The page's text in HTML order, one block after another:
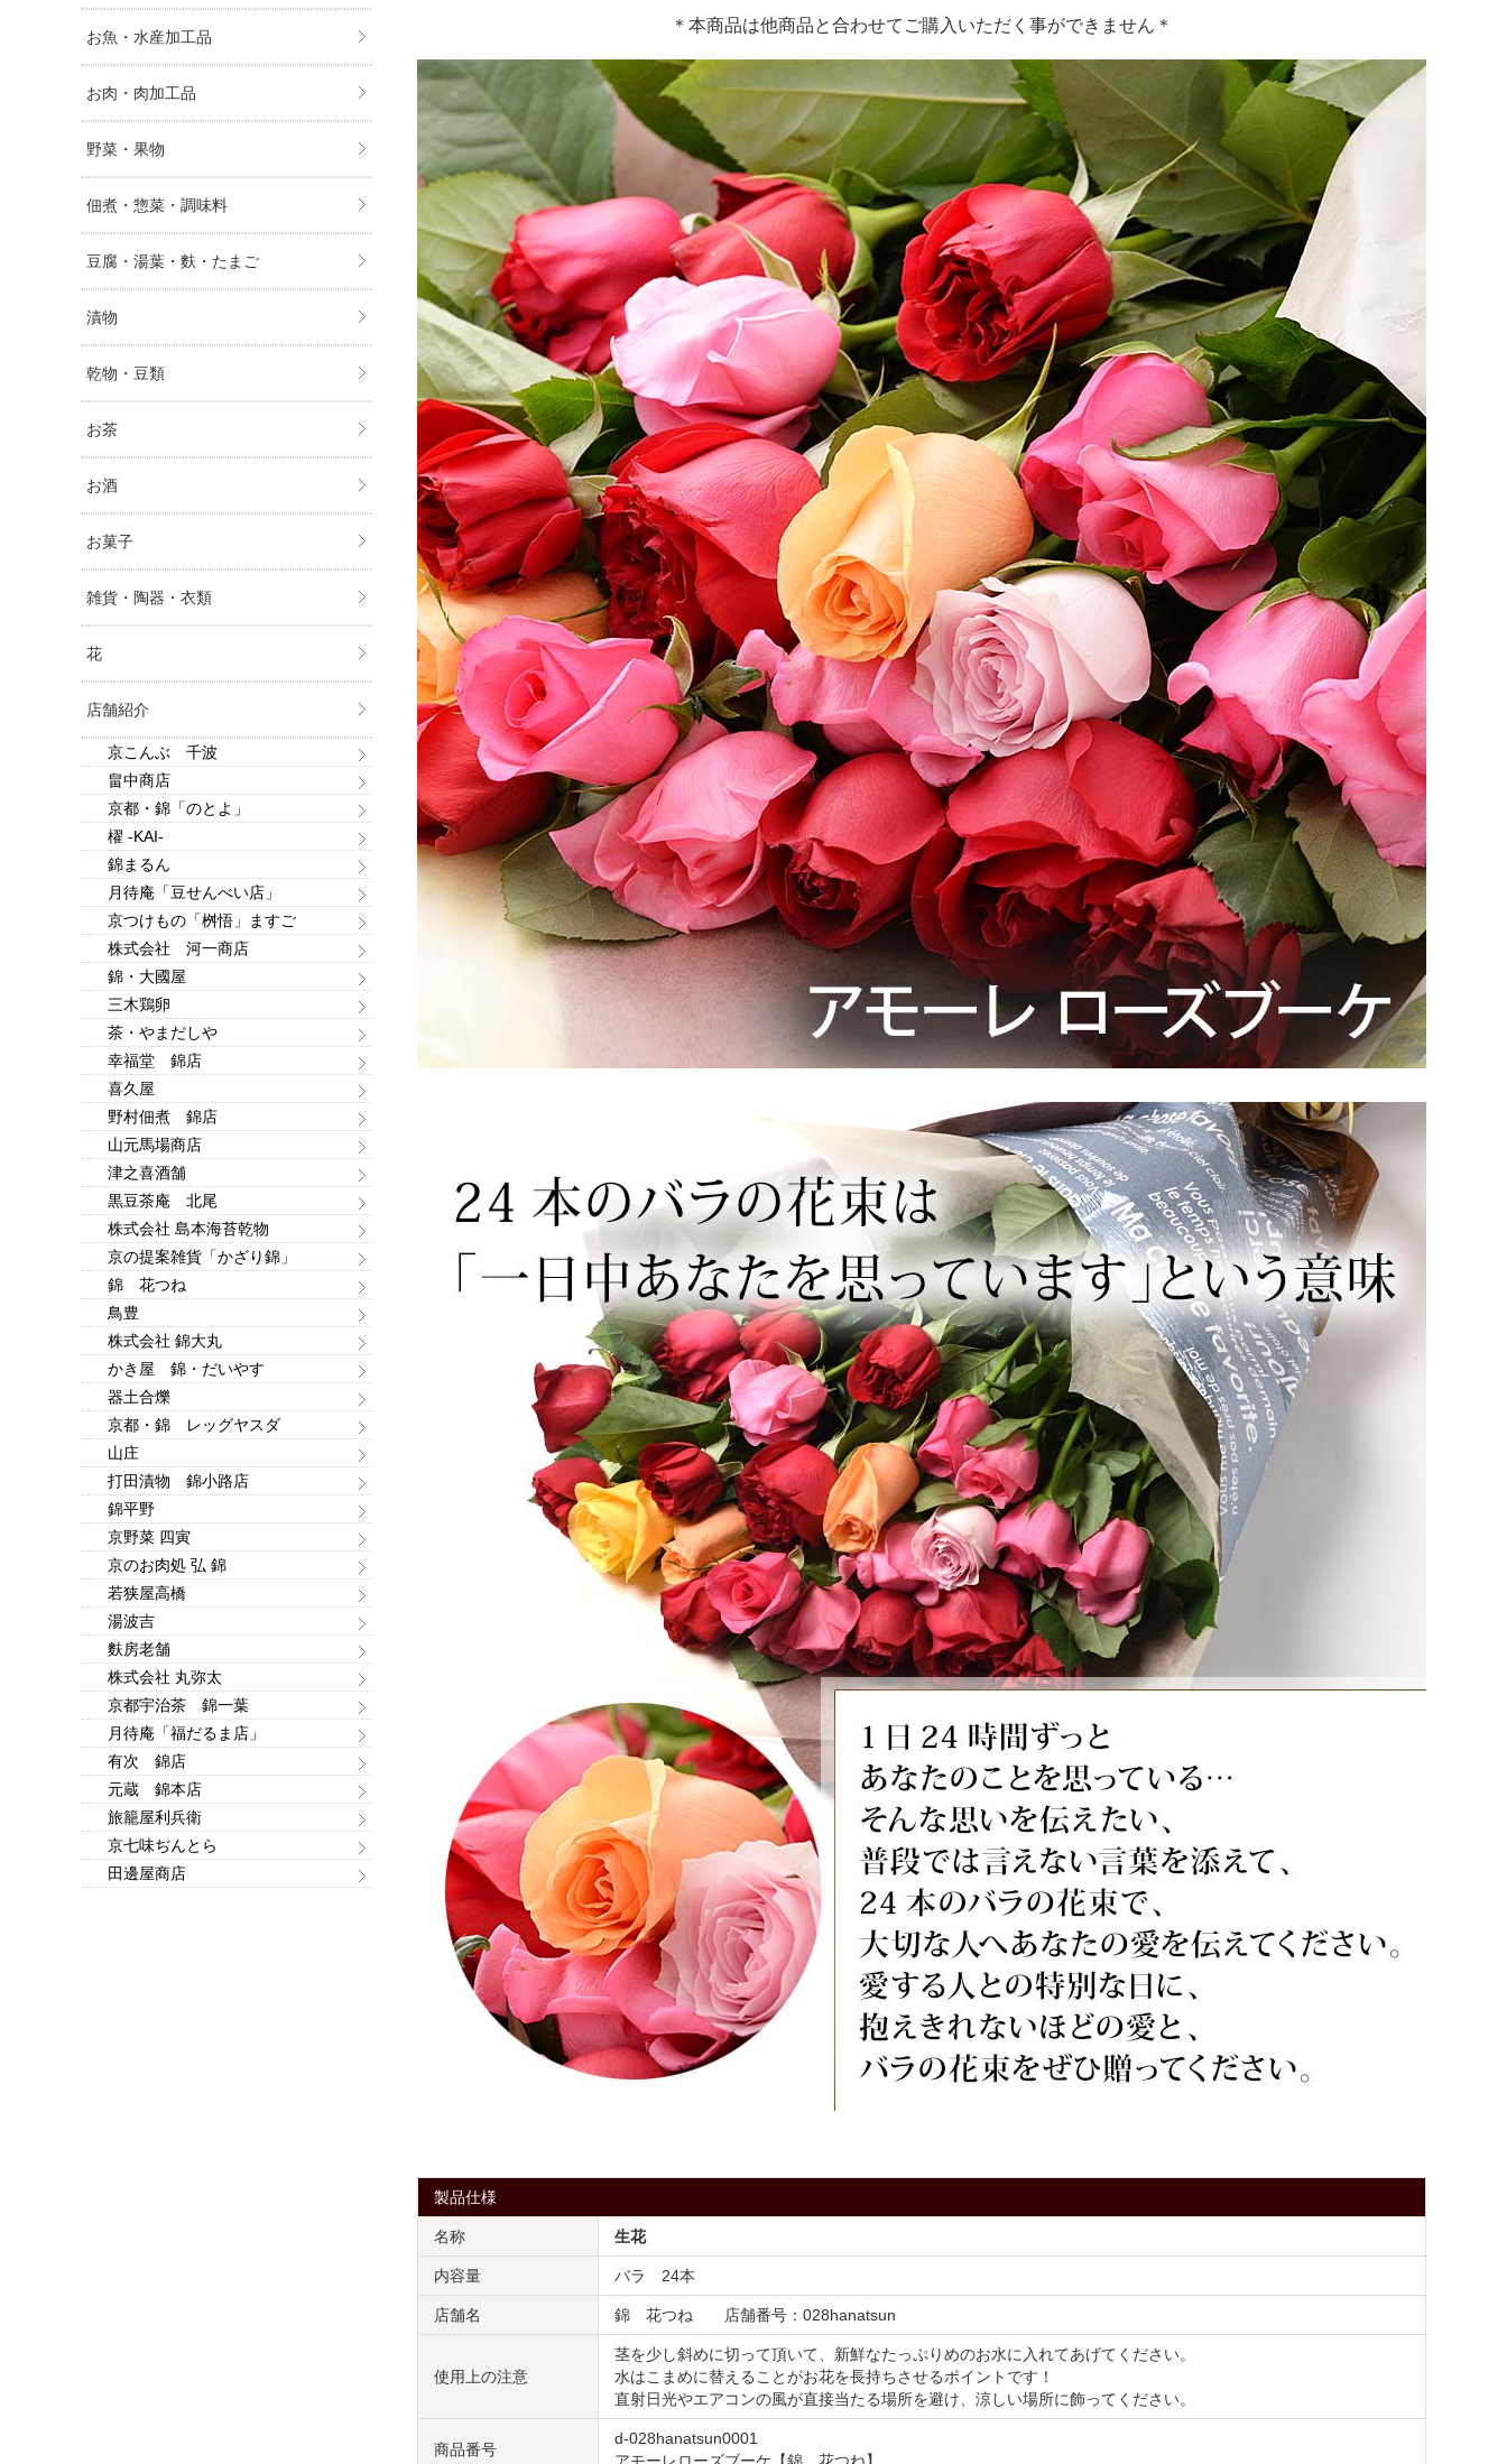
＊本商品は他商品と合わせてご購入いただく事ができません＊
製品仕様
名称 生花
内容量 バラ 24本
店舗名 錦 花つね 店舗番号：028hanatsun
使用上の注意
茎を少し斜めに切って頂いて、新鮮なたっぷりめのお水に入れてあげてください。
水はこまめに替えることがお花を長持ちさせるポイントです！
直射日光やエアコンの風が直接当たる場所を避け、涼しい場所に飾ってください。
商品番号
d-028hanatsun0001
アモーレローズブーケ【錦 花つね】
お魚・水産加工品
お肉・肉加工品
野菜・果物
佃煮・惣菜・調味料
豆腐・湯葉・麩・たまご
漬物
乾物・豆類
お茶
お酒
お菓子
雑貨・陶器・衣類
花
店舗紹介
京こんぶ 千波
畠中商店
京都・錦「のとよ」
櫂 -KAI-
錦まるん
月待庵「豆せんべい店」
京つけもの「桝悟」ますご
株式会社 河一商店
錦・大國屋
三木鶏卵
茶・やまだしや
幸福堂 錦店
喜久屋
野村佃煮 錦店
山元馬場商店
津之喜酒舗
黒豆茶庵 北尾
株式会社 島本海苔乾物
京の提案雑貨「かざり錦」
錦 花つね
鳥豊
株式会社 錦大丸
かき屋 錦・だいやす
器土合爍
京都・錦 レッグヤスダ
山庄
打田漬物 錦小路店
錦平野
京野菜 四寅
京のお肉処 弘 錦
若狭屋高橋
湯波吉
麩房老舗
株式会社 丸弥太
京都宇治茶 錦一葉
月待庵「福だるま店」
有次 錦店
元蔵 錦本店
旅籠屋利兵衛
京七味ぢんとら
田邊屋商店